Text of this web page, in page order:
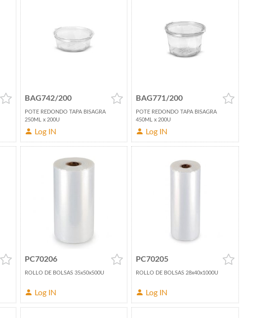
BAG742/200
POTE REDONDO TAPA BISAGRA
250ML x 200U
Log IN
BAG771/200
POTE REDONDO TAPA BISAGRA
450ML x 200U
Log IN
PC70206
ROLLO DE BOLSAS 35x50x500U
Log IN
PC70205
ROLLO DE BOLSAS 28x40x1000U
Log IN